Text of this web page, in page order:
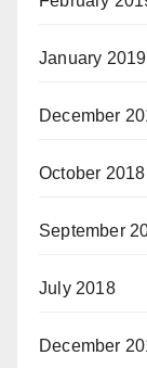
January 2019
December
October 2018
September
July 2018
December